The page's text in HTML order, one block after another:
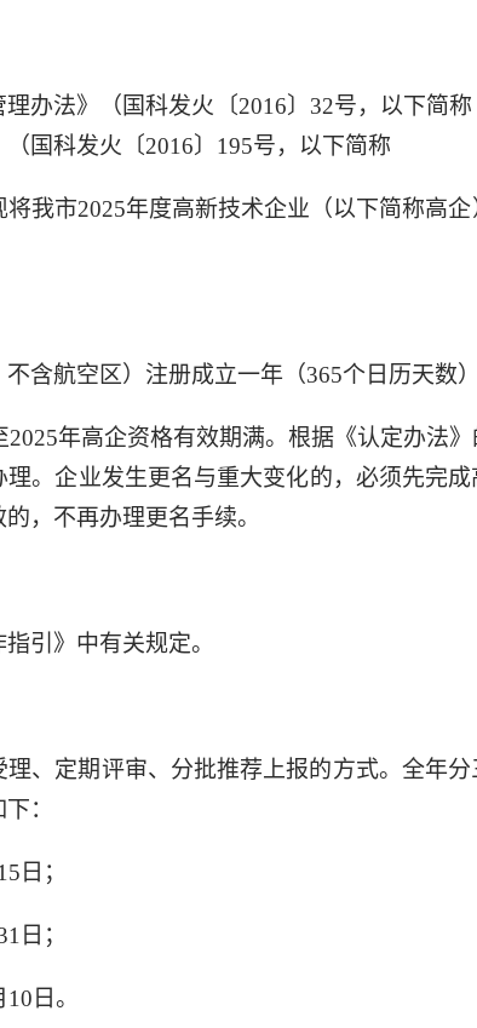
办法》（国科发火〔2016〕32号，以下简
国科发火〔2016〕195号，以下简称
将我市2025年度高新技术企业（以下简称高
含航空区）注册成立一年（365个日历天数
2025年高企资格有效期满。根据《认定办法
。企业发生更名与重大变化的，必须先完
，不再办理更名手续。
引》中有关规定。
、定期评审、分批推荐上报的方式。全年
：
日；
日；
日。